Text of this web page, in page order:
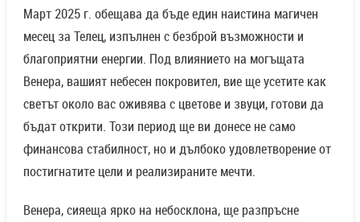
Март 2025 г. обещава да бъде един наистина магичен
месец за Телец, изпълнен с безброй възможности и
благоприятни енергии. Под влиянието на могъщата
Венера, вашият небесен покровител, вие ще усетите как
светът около вас оживява с цветове и звуци, готови да
бъдат открити. Този период ще ви донесе не само
финансова стабилност, но и дълбоко удовлетворение от
постигнатите цели и реализираните мечти.
Венера, сияеща ярко на небосклона, ще разпръсне